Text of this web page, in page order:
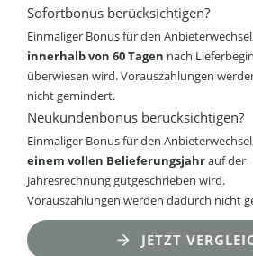
Sofortbonus berücksichtigen?
Einmaliger Bonus für den
innerhalb von 60 Tagen nach
überwiesen wird. Vorauszahlungen
nicht gemindert.
Neukundenbonus berücksichtigen?
Einmaliger Bonus für den
einem vollen Belieferungsjahrauf der
Jahresrechnung gutgeschrieben wird.
Vorauszahlungen werden dadurch nicht
JETZT